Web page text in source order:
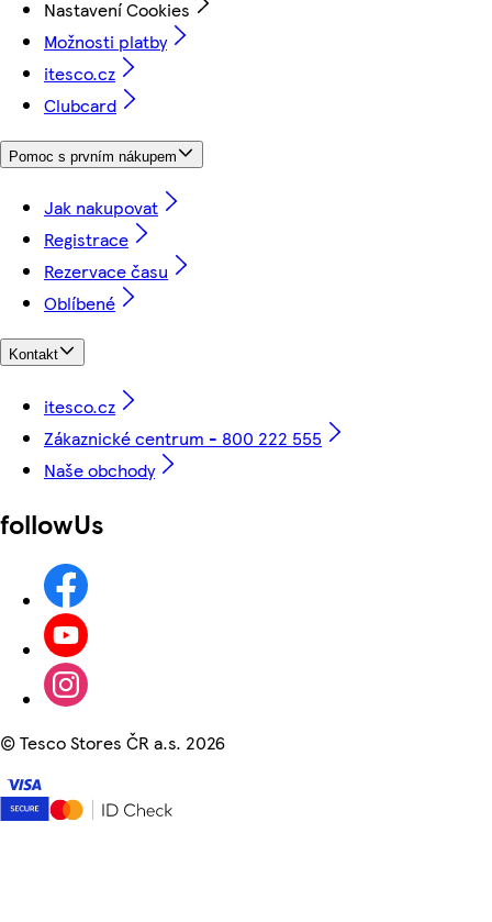
Nastavení Cookies
Možnosti platby
itesco.cz
Clubcard
Pomoc s prvním nákupem
Jak nakupovat
Registrace
Rezervace času
Oblíbené
Kontakt
itesco.cz
Zákaznické centrum - 800 222 555
Naše obchody
followUs
©Tesco Stores ČR a.s. 2026